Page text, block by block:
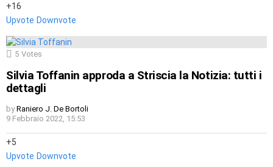
16
Upvote Downvote
5 Votes
Silvia Toffanin approda a Striscia la Notizia: tutti i
dettagli
by Raniero J. De Bortoli
9 Febbraio 2022, 15:53
5
Upvote Downvote